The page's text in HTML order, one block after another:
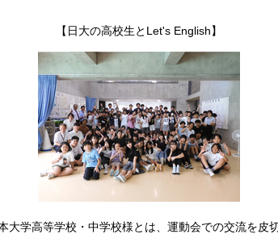
【日大の高校生とLet's English】
学高等学校・中学校様とは、運動会での交流を皮